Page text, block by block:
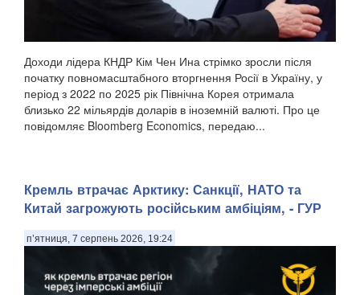
Доходи лідера КНДР Кім Чен Ина стрімко зросли після
початку повномасштабного вторгнення Росії в Україну, у
період з 2022 по 2025 рік Північна Корея отримала
близько 22 мільярдів доларів в іноземній валюті. Про це
повідомляє Bloomberg Economics, передаю...
Кремль втрачає Арктику: Санкції, НАТО та
Китай загрожують російським амбіціям, - ГУР
п’ятниця, 7 серпень 2026, 19:24